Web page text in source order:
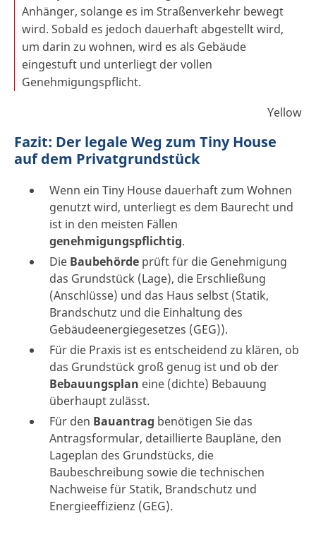
Anhänger, solange es im Straßenverkehr bewegt
wird. Sobald es jedoch dauerhaft abgestellt wird,
um darin zu wohnen, wird es als Gebäude
eingestuft und unterliegt der vollen
Genehmigungspflicht.
Yellow
Fazit: Der legale Weg zum Tiny House
auf dem Privatgrundstück
Wenn ein Tiny House dauerhaft zum Wohnen
genutzt wird, unterliegt es dem Baurecht und
ist in den meisten Fällen
genehmigungspflichtig.
Die Baubehörde prüft für die Genehmigung
das Grundstück (Lage), die Erschließung
(Anschlüsse) und das Haus selbst (Statik,
Brandschutz und die Einhaltung des
Gebäudeenergiegesetzes (GEG)).
Für die Praxis ist es entscheidend zu klären, ob
das Grundstück groß genug ist und ob der
Bebauungsplan eine (dichte) Bebauung
überhaupt zulässt.
Für den Bauantrag benötigen Sie das
Antragsformular, detaillierte Baupläne, den
Lageplan des Grundstücks, die
Baubeschreibung sowie die technischen
Nachweise für Statik, Brandschutz und
Energieeffizienz (GEG).